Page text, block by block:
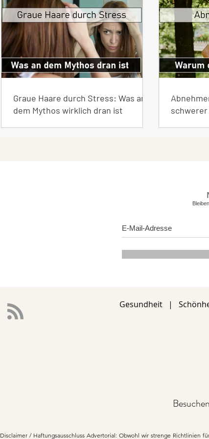
Graue Haare durch Stress: Was an
dem Mythos wirklich dran ist
Gesundheit |
Disclaimer / Haftungsausschluss Advertorial: Obwohl wir strenge